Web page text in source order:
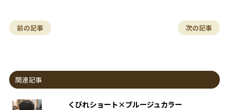
前の記事 次の記事
関連記事
くびれショート×ブルージュカラー